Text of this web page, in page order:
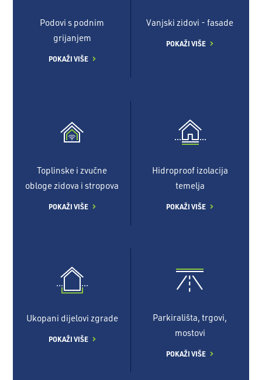
Podovi s podnim
grijanjem
POKAŽI VIŠE
Vanjski zidovi - fasade
POKAŽI VIŠE
Toplinske i zvučne
obloge zidova i stropova
POKAŽI VIŠE
Hidroproof izolacija
temelja
POKAŽI VIŠE
Ukopani dijelovi zgrade
POKAŽI VIŠE
Parkirališta, trgovi,
mostovi
POKAŽI VIŠE